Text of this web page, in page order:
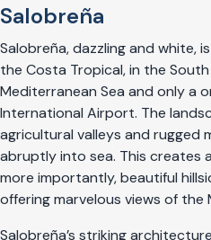
Salobreña
Salobreña, dazzling and white,
the Costa Tropical, in the
Mediterranean Sea and only a
International Airport. The
agricultural valleys and rugged
abruptly into sea. This creates
more importantly, beautiful
offering marvelous views of the
Salobreña’s striking